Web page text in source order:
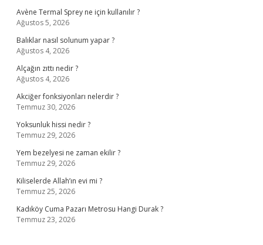
Avène Termal Sprey ne için kullanılır ?
Ağustos 5, 2026
Balıklar nasıl solunum yapar ?
Ağustos 4, 2026
Alçağın zıttı nedir ?
Ağustos 4, 2026
Akciğer fonksiyonları nelerdir ?
Temmuz 30, 2026
Yoksunluk hissi nedir ?
Temmuz 29, 2026
Yem bezelyesi ne zaman ekilir ?
Temmuz 29, 2026
Kiliselerde Allah’ın evi mi ?
Temmuz 25, 2026
Kadıköy Cuma Pazarı Metrosu Hangi Durak ?
Temmuz 23, 2026